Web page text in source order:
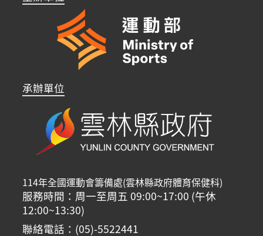
承辦單位
114年全國運動會籌備處(雲林縣政府體育保健科)
服務時間：周一至周五 09:00~17:00 (午休
12:00~13:30)
聯絡電話：(05)-5522441